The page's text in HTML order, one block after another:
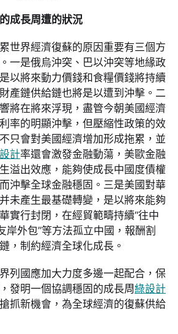
成長周遭的狀況
世界經濟復蘇的原因重要有三個方
一是俄烏沖突、巴以沖突等地緣政
以將來動力價錢和食糧價錢將持續
產鏈供給鏈也將是以遭到沖擊。二
將在將來浮現，盡管今朝美國經濟
率的明顯沖擊，但壓縮性政策的效
只會對美國經濟增加形成拖累，並
計率還會激發金融動蕩，美歐金融
溢出效應，能夠使成長中國度債權
沖擊全球金融穩固。三是美國對華
未產生最基礎轉變，是以將來能夠
實行封閉，在經貿範疇持續“往中
岸外包”等方法孤立中國，報酬割
，制約經濟全球化成長。
列國應加大力度多邊一起配合，保
發明一個協調穩固的成長周綠設計
抓新機會，為全球經濟的復蘇供給